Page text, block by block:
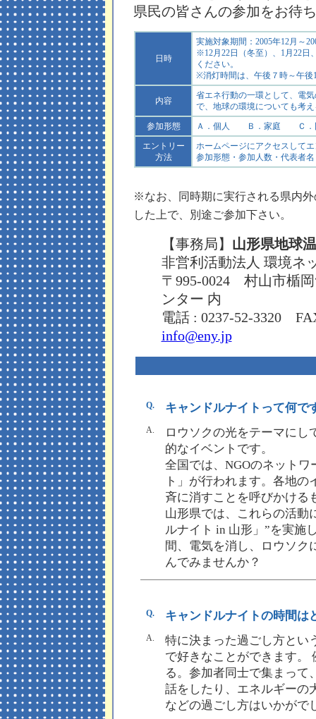
県民の皆さんの参加をお待
日時
実施対象期間：2005年12月～
※12月22日（冬至）、1月22日
ください。
※消灯時間は、午後７時～午後
内容
省エネ行動の一環として、電
で、地球の環境についても考
参加形態
Ａ．個人 Ｂ．家庭 Ｃ．
エントリー
方法
ホームページにアクセスして
参加形態・参加人数・代表者
※なお、同時期に実行される県内
した上で、別途ご参加下さい。
【事務局】 山形県地球
非営利活動法人 環境ネ
〒995-0024 村山市楯
ンター 内
電話 : 0237-52-3320
info@eny.jp
Q. キャンドルナイトって何で
A.
ロウソクの光をテーマにし
的なイベントです。
全国では、NGOのネット
ト」が行われます。各地
斉に消すことを呼びかける
山形県では、これらの活動
ルナイト in 山形」”を実施
間、電気を消し、ロウソク
んでみませんか？
Q. キャンドルナイトの時間は
A.
特に決まった過ごし方とい
で好きなことができます。
る。参加者同士で集まって
話をしたり、エネルギーの
などの過ごし方はいかがで